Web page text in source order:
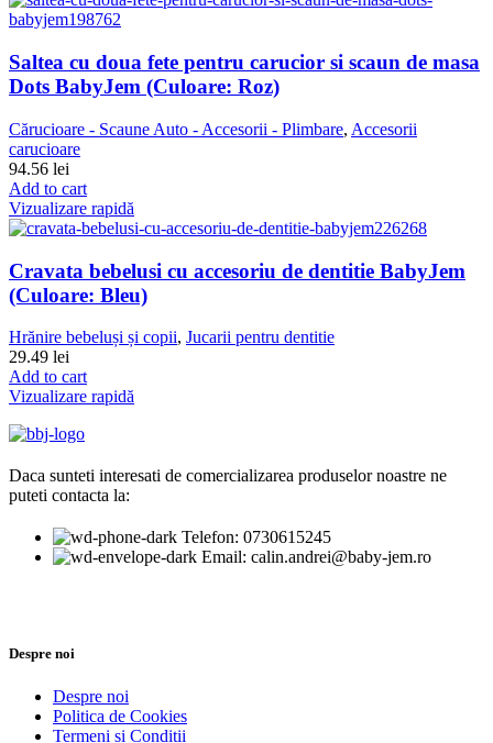
Saltea cu doua fete pentru carucior si scaun de masa
Dots BabyJem (Culoare: Roz)
Cărucioare - Scaune Auto - Accesorii - Plimbare, Accesorii
carucioare
94.56 lei
Add to cart
Vizualizare rapidă
Cravata bebelusi cu accesoriu de dentitie BabyJem
(Culoare: Bleu)
Hrănire bebeluși și copii, Jucarii pentru dentitie
29.49 lei
Add to cart
Vizualizare rapidă
Daca sunteti interesati de comercializarea produselor noastre ne
puteti contacta la:
Telefon: 0730615245
Email: calin.andrei@baby-jem.ro
Despre noi
Despre noi
Politica de Cookies
Termeni și Condiții